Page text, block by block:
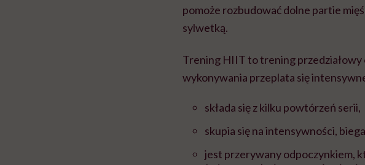
pomoże rozbudować dolne partie
sylwetką.
Trening HIIT to trening
wykonywania przeplata się
składa się z kilku powtórzeń serii,
skupia się na intensywności,
jest przerywany odpoczynkiem,